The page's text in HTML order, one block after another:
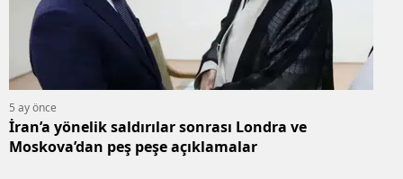
5 ay önce
İran’a yönelik saldırılar sonrası Londra ve
Moskova’dan peş peşe açıklamalar